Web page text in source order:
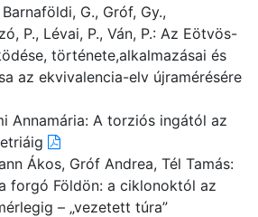
G., Gróf, Gy.,
P., Lévai, P., Ván, P.: Az Eötvös-
története,alkalmazásai és
az ekvivalencia-elv újramérésére
Annamária: A torziós ingától az
Ákos, Gróf Andrea, Tél Tamás:
forgó Földön: a ciklonoktól az
– „vezetett túra”